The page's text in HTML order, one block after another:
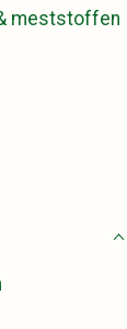
meststoffen